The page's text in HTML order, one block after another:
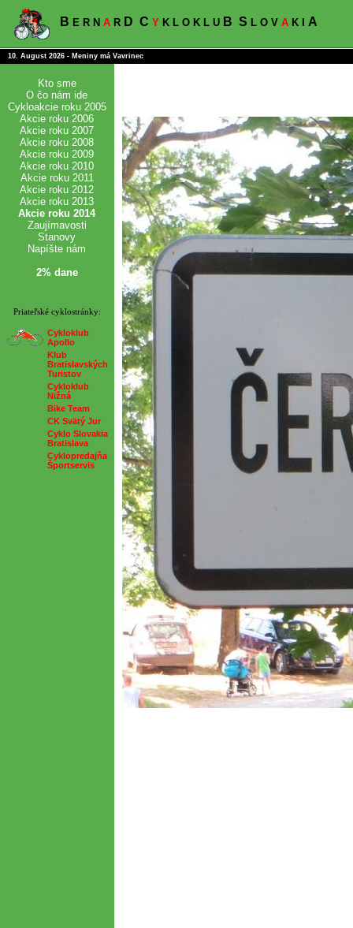
B E R N A R D C Y K L O K L U B S L O V A K I A
10. August 2026 - Meniny má Vavrinec
Kto sme
O čo nám ide
Cykloakcie roku 2005
Akcie roku 2006
Akcie roku 2007
Akcie roku 2008
Akcie roku 2009
Akcie roku 2010
Akcie roku 2011
Akcie roku 2012
Akcie roku 2013
Akcie roku 2014
Zaujímavosti
Stanovy
Napíšte nám
2% dane
Priateľské cyklostránky:
Cykloklub
Apollo
Klub
Bratislavských
Turistov
Cykloklub
Nižná
Bike Team
CK Svätý Jur
Cyklo Slovakia
Bratislava
Cyklopredajňa
Športservis